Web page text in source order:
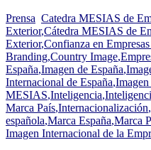
Prensa Catedra MESIAS de
Exterior,Cátedra MESIAS de
Exterior,Confianza en
Branding,Country Image,
España,Imagen de España,
Internacional de España,Imagen
MESIAS,Inteligencia,
Marca País,Internacionalización,
española,Marca España,Marca
Imagen Internacional de la